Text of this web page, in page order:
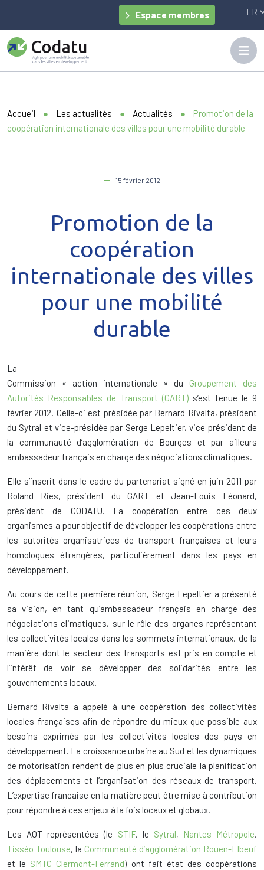
Espace membres
Accueil ● Les actualités ● Actualités ●
Promotion de la
coopération internationale des villes pour une mobilité durable
15 février 2012
Promotion de la
coopération
internationale des villes
pour une mobilité
durable
La
Commission « action internationale » du Groupement des
Autorités Responsables de Transport (GART) s’est tenue le 9
février 2012. Celle-ci est présidée par Bernard Rivalta, président
du Sytral et vice-présidée par Serge Lepeltier, vice président de
la communauté d’agglomération de Bourges et par ailleurs
ambassadeur français en charge des négociations climatiques.
Elle s’inscrit dans le cadre du partenariat signé en juin 2011 par
Roland Ries, président du GART et Jean-Louis Léonard,
président de CODATU. La coopération entre ces deux
organismes a pour objectif de développer les coopérations entre
les autorités organisatrices de transport françaises et leurs
homologues étrangères, particulièrement dans les pays en
développement.
Au cours de cette première réunion, Serge Lepeltier a présenté
sa vision, en tant qu’ambassadeur français en charge des
négociations climatiques, sur le rôle des organes représentant
les collectivités locales dans les sommets internationaux, de la
manière dont le secteur des transports est pris en compte et
l’intérêt de voir se développer des solidarités entre les
gouvernements locaux.
Bernard Rivalta a appelé à une coopération des collectivités
locales françaises afin de répondre du mieux que possible aux
besoins exprimés par les collectivités locales des pays en
développement. La croissance urbaine au Sud et les dynamiques
de motorisation rendent de plus en plus cruciale la planification
des déplacements et l’organisation des réseaux de transport.
L’expertise française en la matière peut être mise à contribution
pour répondre à ces enjeux à la fois locaux et globaux.
Les AOT représentées (le STIF, le Sytral, Nantes Métropole,
Tisséo Toulouse, la Communauté d’agglomération Rouen-Elbeuf
et le SMTC Clermont-Ferrand) ont fait état des coopérations
Panneau de gestion des cookies